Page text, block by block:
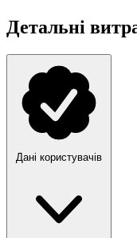
Детальні
Дані користувачів